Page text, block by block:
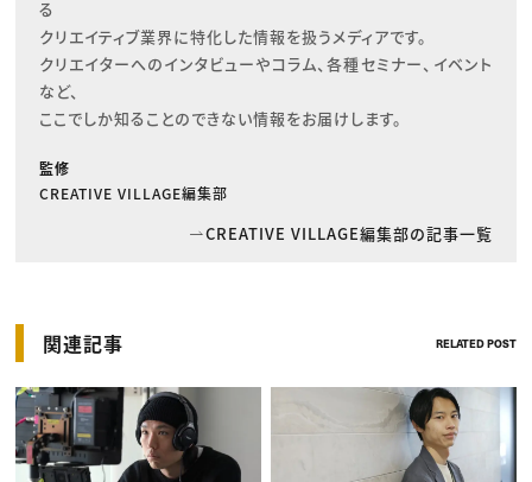
る
クリエイティブ業界に特化した情報を扱うメディアです。
クリエイターへのインタビューやコラム、各種セミナー、イベント
など、
ここでしか知ることのできない情報をお届けします。
監修
CREATIVE VILLAGE編集部
CREATIVE VILLAGE編集部の記事一覧
関連記事 RELATED POST